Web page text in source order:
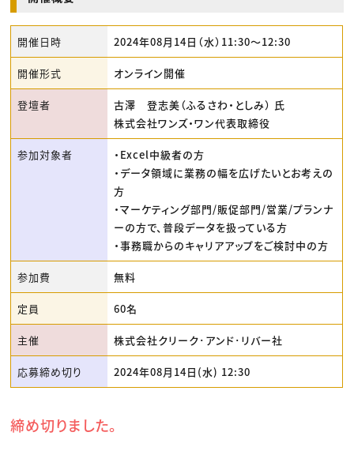
開催日時 2024年08月14日（水）11:30〜12:30
開催形式 オンライン開催
登壇者
古澤 登志美（ふるさわ・としみ） 氏
株式会社ワンズ・ワン代表取締役
参加対象者
・Excel中級者の方
・データ領域に業務の幅を広げたいとお考えの
方
・マーケティング部門/販促部門/営業/プランナ
ーの方で、普段データを扱っている方
・事務職からのキャリアアップをご検討中の方
参加費 無料
定員 60名
主催 株式会社クリーク･アンド･リバー社
応募締め切り 2024年08月14日(水) 12:30
締め切りました。